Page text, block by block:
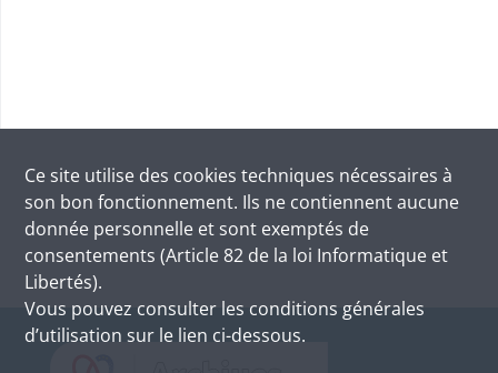
Ce site utilise des cookies techniques nécessaires à
son bon fonctionnement. Ils ne contiennent aucune
donnée personnelle et sont exemptés de
consentements (Article 82 de la loi Informatique et
Libertés).
Vous pouvez consulter les conditions générales
d’utilisation sur le lien ci-dessous.